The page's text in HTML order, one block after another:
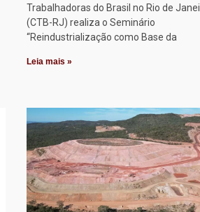
Trabalhadoras do Brasil no Rio de
(CTB-RJ) realiza o Seminário
“Reindustrialização como Base da
Leia mais »